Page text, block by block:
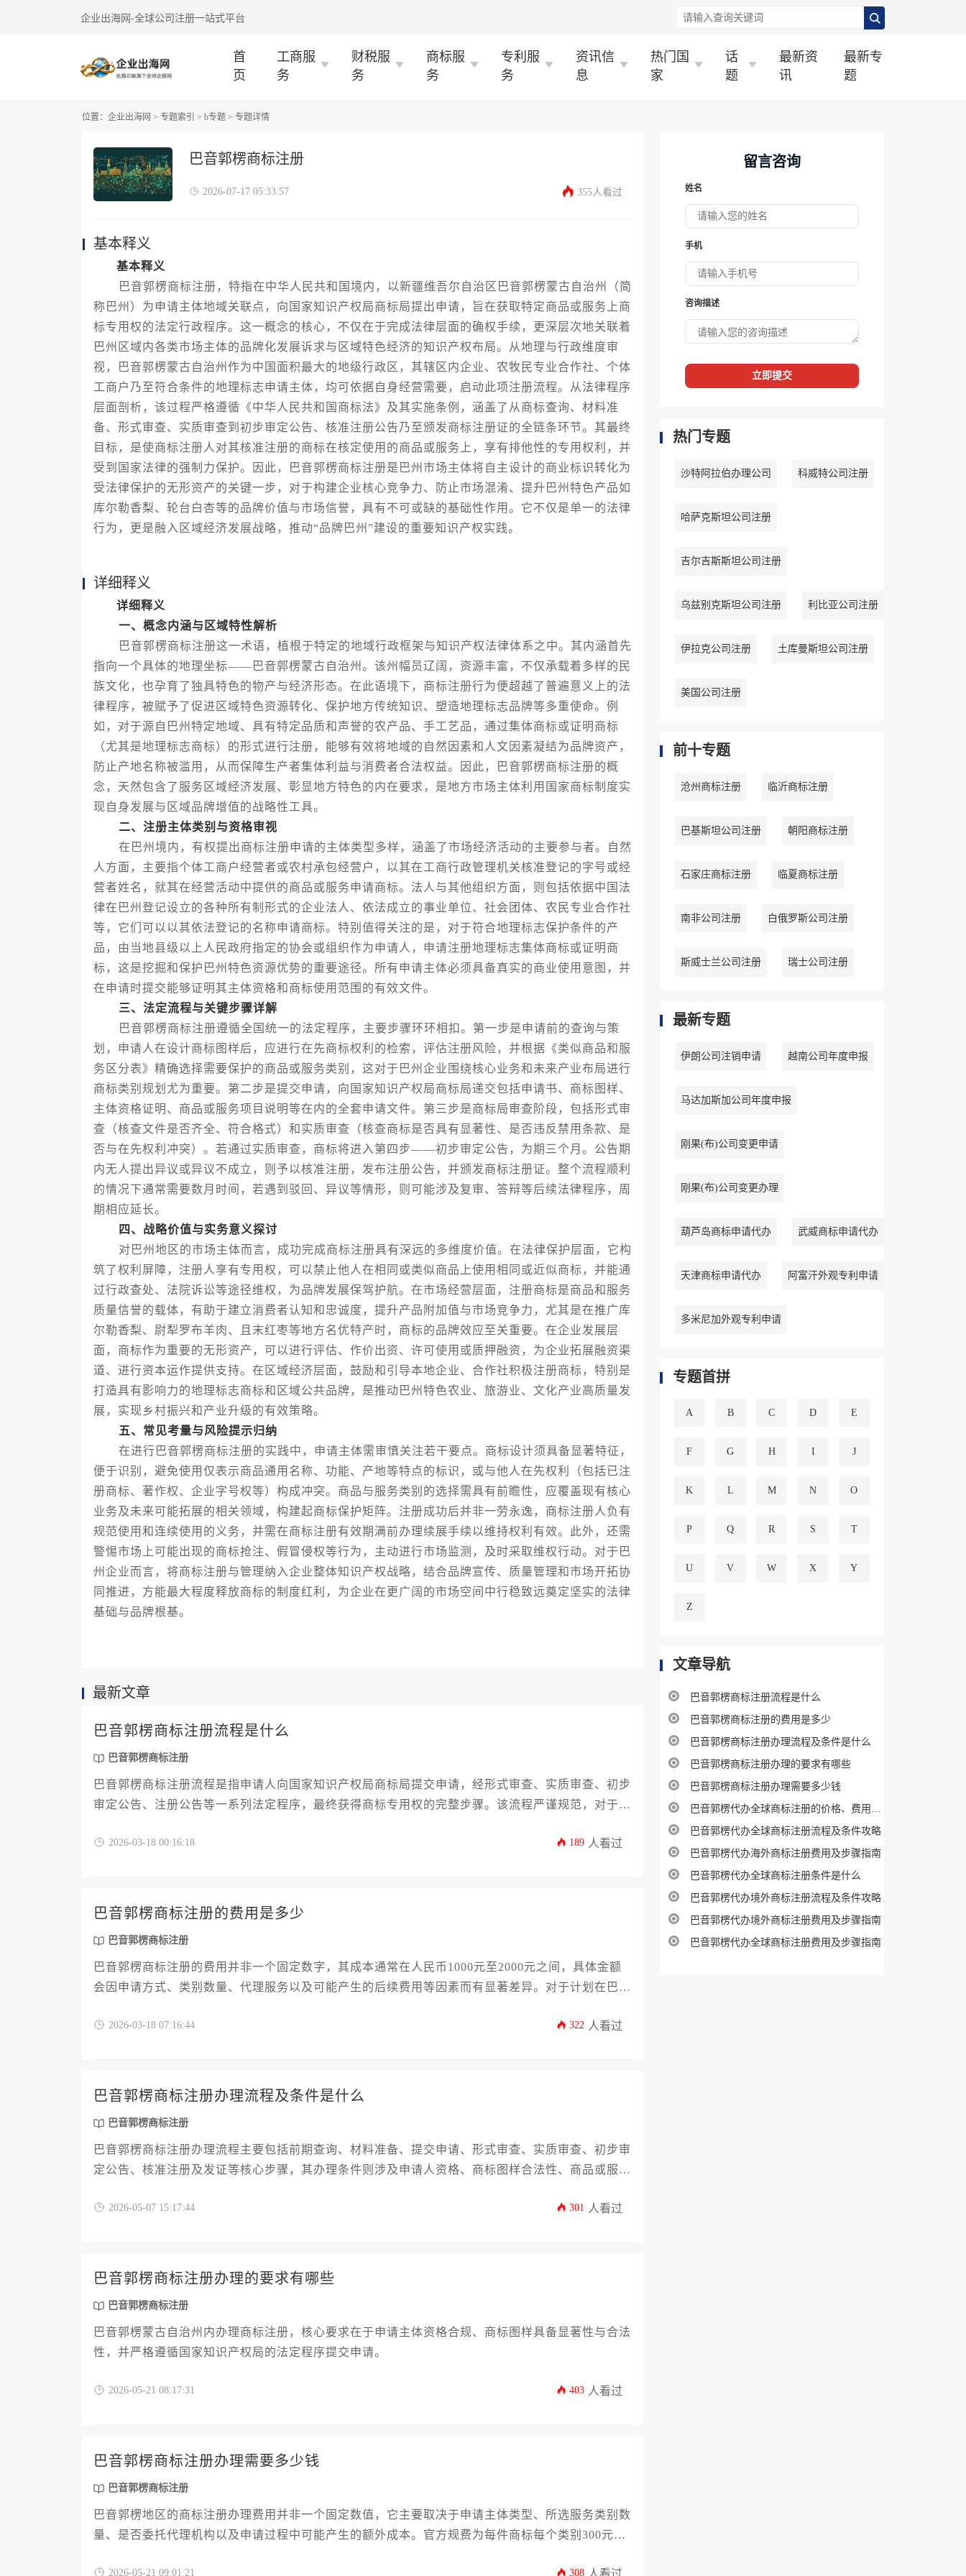
企业出海网-全球公司注册一站式平台
首
页
工商服
务
财税服
务
商标服
务
专利服
务
资讯信
息
热门国
家
话
题
最新资
讯
最新专
题
位置： 企业出海网 > 专题索引 > b专题 > 专题详情
巴音郭楞商标注册
2026-07-17 05:33:57 355人看过
基本释义
基本释义
巴音郭楞商标注册，特指在中华人民共和国境内，以新疆维吾尔自治区巴音郭楞蒙古自治州（简
称巴州）为申请主体地域关联点，向国家知识产权局商标局提出申请，旨在获取特定商品或服务上商
标专用权的法定行政程序。这一概念的核心，不仅在于完成法律层面的确权手续，更深层次地关联着
巴州区域内各类市场主体的品牌化发展诉求与区域特色经济的知识产权布局。从地理与行政维度审
视，巴音郭楞蒙古自治州作为中国面积最大的地级行政区，其辖区内企业、农牧民专业合作社、个体
工商户乃至符合条件的地理标志申请主体，均可依据自身经营需要，启动此项注册流程。从法律程序
层面剖析，该过程严格遵循《中华人民共和国商标法》及其实施条例，涵盖了从商标查询、材料准
备、形式审查、实质审查到初步审定公告、核准注册公告乃至颁发商标注册证的全链条环节。其最终
目标，是使商标注册人对其核准注册的商标在核定使用的商品或服务上，享有排他性的专用权利，并
受到国家法律的强制力保护。因此，巴音郭楞商标注册是巴州市场主体将自主设计的商业标识转化为
受法律保护的无形资产的关键一步，对于构建企业核心竞争力、防止市场混淆、提升巴州特色产品如
库尔勒香梨、轮台白杏等的品牌价值与市场信誉，具有不可或缺的基础性作用。它不仅是单一的法律
行为，更是融入区域经济发展战略，推动“品牌巴州”建设的重要知识产权实践。
详细释义
详细释义
一、概念内涵与区域特性解析
巴音郭楞商标注册这一术语，植根于特定的地域行政框架与知识产权法律体系之中。其内涵首先
指向一个具体的地理坐标——巴音郭楞蒙古自治州。该州幅员辽阔，资源丰富，不仅承载着多样的民
族文化，也孕育了独具特色的物产与经济形态。在此语境下，商标注册行为便超越了普遍意义上的法
律程序，被赋予了促进区域特色资源转化、保护地方传统知识、塑造地理标志品牌等多重使命。例
如，对于源自巴州特定地域、具有特定品质和声誉的农产品、手工艺品，通过集体商标或证明商标
（尤其是地理标志商标）的形式进行注册，能够有效将地域的自然因素和人文因素凝结为品牌资产，
防止产地名称被滥用，从而保障生产者集体利益与消费者合法权益。因此，巴音郭楞商标注册的概
念，天然包含了服务区域经济发展、彰显地方特色的内在要求，是地方市场主体利用国家商标制度实
现自身发展与区域品牌增值的战略性工具。
二、注册主体类别与资格审视
在巴州境内，有权提出商标注册申请的主体类型多样，涵盖了市场经济活动的主要参与者。自然
人方面，主要指个体工商户经营者或农村承包经营户，以其在工商行政管理机关核准登记的字号或经
营者姓名，就其在经营活动中提供的商品或服务申请商标。法人与其他组织方面，则包括依据中国法
律在巴州登记设立的各种所有制形式的企业法人、依法成立的事业单位、社会团体、农民专业合作社
等，它们可以以其依法登记的名称申请商标。特别值得关注的是，对于符合地理标志保护条件的产
品，由当地县级以上人民政府指定的协会或组织作为申请人，申请注册地理标志集体商标或证明商
标，这是挖掘和保护巴州特色资源优势的重要途径。所有申请主体必须具备真实的商业使用意图，并
在申请时提交能够证明其主体资格和商标使用范围的有效文件。
三、法定流程与关键步骤详解
巴音郭楞商标注册遵循全国统一的法定程序，主要步骤环环相扣。第一步是申请前的查询与策
划，申请人在设计商标图样后，应进行在先商标权利的检索，评估注册风险，并根据《类似商品和服
务区分表》精确选择需要保护的商品或服务类别，这对于巴州企业围绕核心业务和未来产业布局进行
商标类别规划尤为重要。第二步是提交申请，向国家知识产权局商标局递交包括申请书、商标图样、
主体资格证明、商品或服务项目说明等在内的全套申请文件。第三步是商标局审查阶段，包括形式审
查（核查文件是否齐全、符合格式）和实质审查（核查商标是否具有显著性、是否违反禁用条款、是
否与在先权利冲突）。若通过实质审查，商标将进入第四步——初步审定公告，为期三个月。公告期
内无人提出异议或异议不成立，则予以核准注册，发布注册公告，并颁发商标注册证。整个流程顺利
的情况下通常需要数月时间，若遇到驳回、异议等情形，则可能涉及复审、答辩等后续法律程序，周
期相应延长。
四、战略价值与实务意义探讨
对巴州地区的市场主体而言，成功完成商标注册具有深远的多维度价值。在法律保护层面，它构
筑了权利屏障，注册人享有专用权，可以禁止他人在相同或类似商品上使用相同或近似商标，并能通
过行政查处、法院诉讼等途径维权，为品牌发展保驾护航。在市场经营层面，注册商标是商品和服务
质量信誉的载体，有助于建立消费者认知和忠诚度，提升产品附加值与市场竞争力，尤其是在推广库
尔勒香梨、尉犁罗布羊肉、且末红枣等地方名优特产时，商标的品牌效应至关重要。在企业发展层
面，商标作为重要的无形资产，可以进行评估、作价出资、许可使用或质押融资，为企业拓展融资渠
道、进行资本运作提供支持。在区域经济层面，鼓励和引导本地企业、合作社积极注册商标，特别是
打造具有影响力的地理标志商标和区域公共品牌，是推动巴州特色农业、旅游业、文化产业高质量发
展，实现乡村振兴和产业升级的有效策略。
五、常见考量与风险提示归纳
在进行巴音郭楞商标注册的实践中，申请主体需审慎关注若干要点。商标设计须具备显著特征，
便于识别，避免使用仅表示商品通用名称、功能、产地等特点的标识，或与他人在先权利（包括已注
册商标、著作权、企业字号权等）构成冲突。商品与服务类别的选择需具有前瞻性，应覆盖现有核心
业务及未来可能拓展的相关领域，构建起商标保护矩阵。注册成功后并非一劳永逸，商标注册人负有
规范使用和连续使用的义务，并需在商标注册有效期满前办理续展手续以维持权利有效。此外，还需
警惕市场上可能出现的商标抢注、假冒侵权等行为，主动进行市场监测，及时采取维权行动。对于巴
州企业而言，将商标注册与管理纳入企业整体知识产权战略，结合品牌宣传、质量管理和市场开拓协
同推进，方能最大程度释放商标的制度红利，为企业在更广阔的市场空间中行稳致远奠定坚实的法律
基础与品牌根基。
最新文章
巴音郭楞商标注册流程是什么
巴音郭楞商标注册
巴音郭楞商标注册流程是指申请人向国家知识产权局商标局提交申请，经形式审查、实质审查、初步
审定公告、注册公告等一系列法定程序，最终获得商标专用权的完整步骤。该流程严谨规范，对于保
2026-03-18 00:16:18 189 人看过
巴音郭楞商标注册的费用是多少
巴音郭楞商标注册
巴音郭楞商标注册的费用并非一个固定数字，其成本通常在人民币1000元至2000元之间，具体金额
会因申请方式、类别数量、代理服务以及可能产生的后续费用等因素而有显著差异。对于计划在巴音
2026-03-18 07:16:44 322 人看过
巴音郭楞商标注册办理流程及条件是什么
巴音郭楞商标注册
巴音郭楞商标注册办理流程主要包括前期查询、材料准备、提交申请、形式审查、实质审查、初步审
定公告、核准注册及发证等核心步骤，其办理条件则涉及申请人资格、商标图样合法性、商品或服务
2026-05-07 15:17:44 301 人看过
巴音郭楞商标注册办理的要求有哪些
巴音郭楞商标注册
巴音郭楞蒙古自治州内办理商标注册，核心要求在于申请主体资格合规、商标图样具备显著性与合法
性，并严格遵循国家知识产权局的法定程序提交申请。
2026-05-21 08:17:31 403 人看过
巴音郭楞商标注册办理需要多少钱
巴音郭楞商标注册
巴音郭楞地区的商标注册办理费用并非一个固定数值，它主要取决于申请主体类型、所选服务类别数
量、是否委托代理机构以及申请过程中可能产生的额外成本。官方规费为每件商标每个类别300元，
2026-05-21 09:01:21 308 人看过
留言咨询
姓名
手机
咨询描述
立即提交
热门专题
沙特阿拉伯办理公司 科威特公司注册
哈萨克斯坦公司注册
吉尔吉斯斯坦公司注册
乌兹别克斯坦公司注册 利比亚公司注册
伊拉克公司注册 土库曼斯坦公司注册
美国公司注册
前十专题
沧州商标注册 临沂商标注册
巴基斯坦公司注册 朝阳商标注册
石家庄商标注册 临夏商标注册
南非公司注册 白俄罗斯公司注册
斯威士兰公司注册 瑞士公司注册
最新专题
伊朗公司注销申请 越南公司年度申报
马达加斯加公司年度申报
刚果(布)公司变更申请
刚果(布)公司变更办理
葫芦岛商标申请代办 武威商标申请代办
天津商标申请代办 阿富汗外观专利申请
多米尼加外观专利申请
专题首拼
A B C D E
F G H I J
K L M N O
P Q R S T
U V W X Y
Z
文章导航
巴音郭楞商标注册流程是什么
巴音郭楞商标注册的费用是多少
巴音郭楞商标注册办理流程及条件是什么
巴音郭楞商标注册办理的要求有哪些
巴音郭楞商标注册办理需要多少钱
巴音郭楞代办全球商标注册的价格、费用及流程攻略
巴音郭楞代办全球商标注册流程及条件攻略
巴音郭楞代办海外商标注册费用及步骤指南
巴音郭楞代办全球商标注册条件是什么
巴音郭楞代办境外商标注册流程及条件攻略
巴音郭楞代办境外商标注册费用及步骤指南
巴音郭楞代办全球商标注册费用及步骤指南